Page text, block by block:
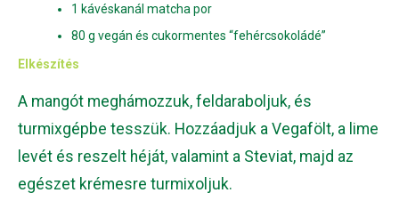
1 kávéskanál matcha por
80 g vegán és cukormentes “fehércsokoládé”
Elkészítés
A mangót meghámozzuk, feldaraboljuk, és
turmixgépbe tesszük. Hozzáadjuk a Vegafölt, a lime
levét és reszelt héját, valamint a Steviat, majd az
egészet krémesre turmixoljuk.